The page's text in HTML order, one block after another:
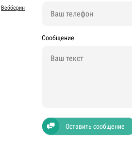
Вебберин
Сообщение
Оставить сообщение